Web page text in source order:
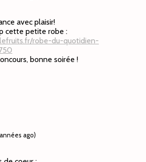
avec plaisir!
cette petite robe :
robe-du-quotidien-
bonne soirée !
ago)